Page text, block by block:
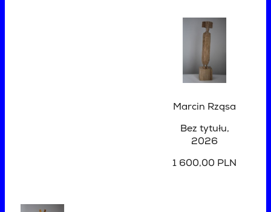
Marcin Rząsa
Bez tytułu,
2026
1 600,00 PLN